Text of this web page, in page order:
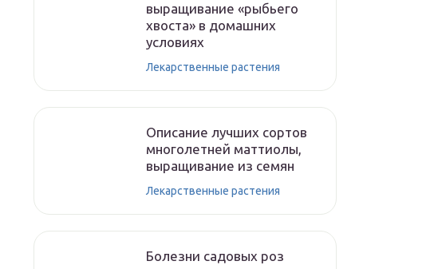
выращивание «рыбьего
хвоста» в домашних
условиях
Лекарственные растения
Описание лучших сортов
многолетней маттиолы,
выращивание из семян
Лекарственные растения
Болезни садовых роз